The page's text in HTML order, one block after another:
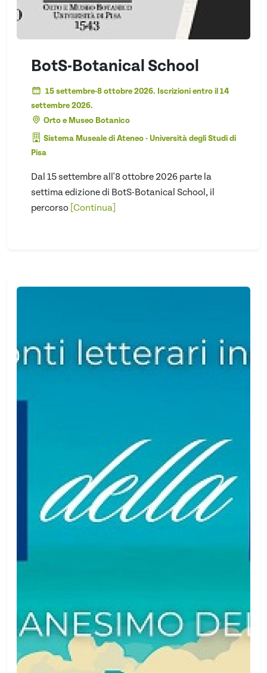
BotS-Botanical School
15 settembre-8 ottobre 2026. Iscrizioni entro il 14
settembre 2026.
Orto e Museo Botanico
Sistema Museale di Ateneo - Università degli Studi di
Pisa
Dal 15 settembre all'8 ottobre 2026 parte la
settima edizione di BotS-Botanical School, il
percorso [Continua]